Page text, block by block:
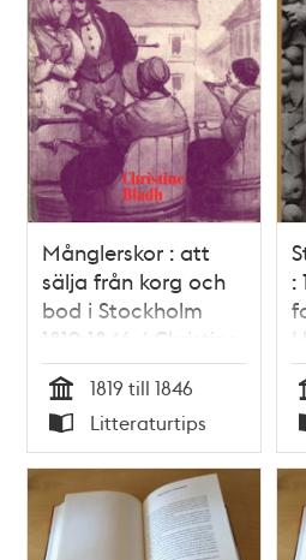
Månglerskor : att
sälja från korg och
bod i Stockholm
1819-1846 / Christine
Bladh
Tid
1819 till 1846
Typ
Litteraturtips
: